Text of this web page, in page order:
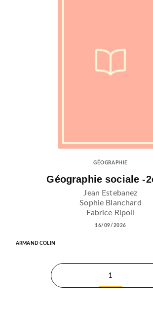
GÉOGRAPHIE
Géographie sociale -
Jean Estebanez
Sophie Blanchard
Fabrice Ripoll
16/09/2026
ARMAND COLIN
1